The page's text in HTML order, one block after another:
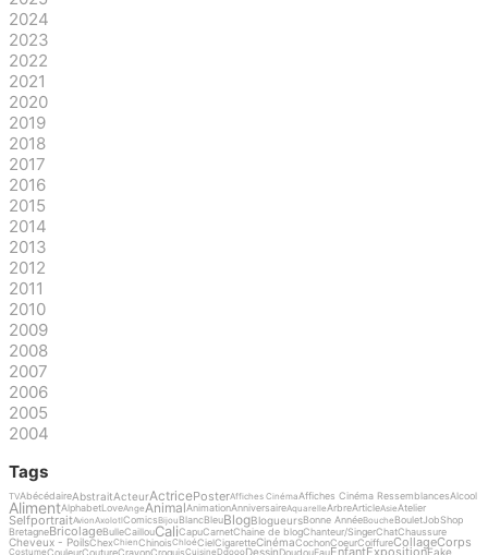
2024
2023
2022
2021
2020
2019
2018
2017
2016
2015
2014
2013
2012
2011
2010
2009
2008
2007
2006
2005
2004
Tags
TVAbécédaireAbstraitActeurActricePosterAffiches CinémaAffiches Cinéma RessemblancesAlcool
AlimentAlphabetLoveAngeAnimalAnimationAnniversaireAquarelleArbreArticleAsieAtelier
SelfportraitAvionAxolotlComicsBijou BlancBleuBlogBlogueursBonne AnnéeBouche BouletJobShop
BretagneBricolageBulleCaillouCaliCapuCarnetChaine de blogChanteur/SingerChatChaussure
Cheveux - PoilsChexChienChinoisChloéCielCigaretteCinémaCochonCoeurCoiffureCollageCorps
CostumeCouleurCoutureCrayonCroquisCuisineDdoooDessinDoudouEau Fake